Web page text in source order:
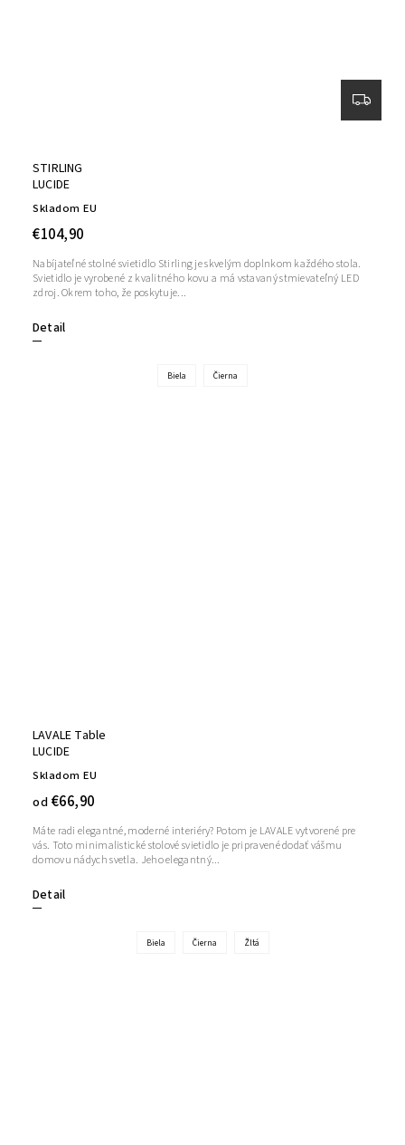
STIRLING
LUCIDE
Skladom EU
€104,90
Detail
Nabíjateľné stolné svietidlo Stirling je skvelým doplnkom každého stola.
Svietidlo je vyrobené z kvalitného kovu a má vstavaný stmievateľný LED
zdroj. Okrem toho, že poskytuje...
Biela Čierna
LAVALE Table
LUCIDE
Skladom EU
od €66,90
Detail
Máte radi elegantné, moderné interiéry? Potom je LAVALE vytvorené pre
vás. Toto minimalistické stolové svietidlo je pripravené dodať vášmu
domovu nádych svetla. Jeho elegantný...
Biela Čierna Žltá